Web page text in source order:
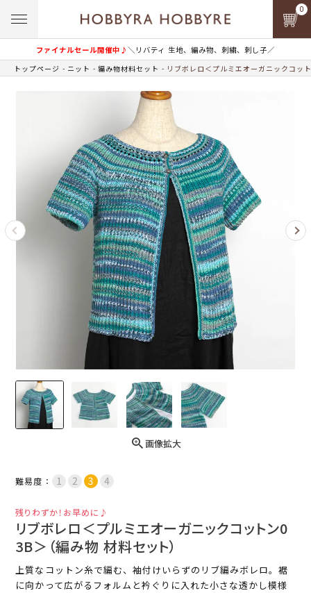
ファイナルセール開催中♪＼リバティ 生地、編み物、刺繍、刺し子／
0
トップページ ニット 編み物材料セット リブボレロ＜プルミエオーガニックコッ
画像拡大
難易度：
残りわずか！お早めに♪
リブボレロ＜プルミエオーガニックコットン0
3B＞（編み物 材料セット）
上質なコットン糸で編む、袖付けいらずのリブ編みボレロ。裾
に向かって広がるフォルムと衿ぐりに入れた小さな透かし模様